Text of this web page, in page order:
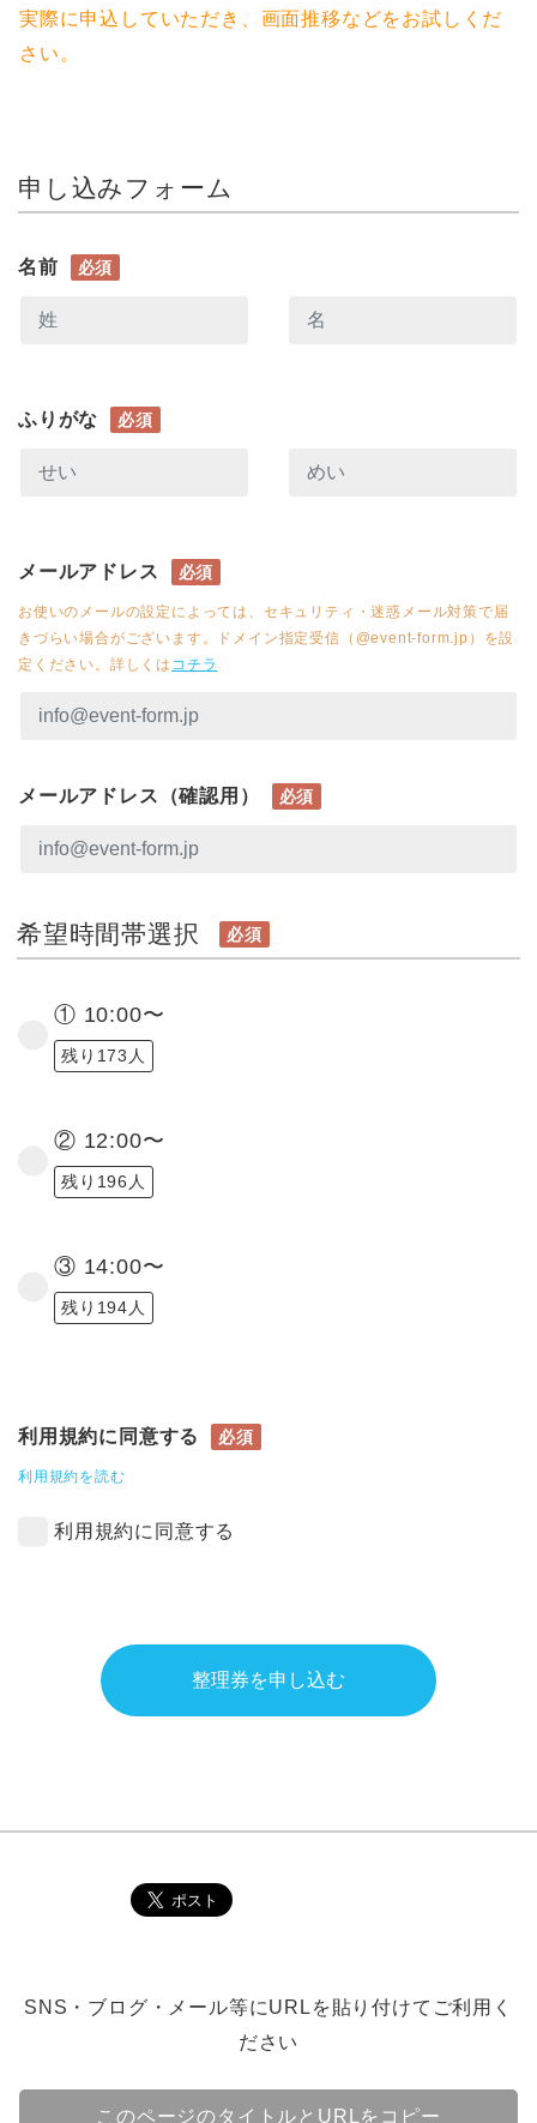
実際に申込していただき、画面推移などをお試しくだ
さい。
申し込みフォーム
名前 必須
ふりがな 必須
メールアドレス 必須
お使いのメールの設定によっては、セキュリティ・迷惑メール対策で届
きづらい場合がございます。ドメイン指定受信（@event-form.jp）を設
定ください。詳しくは コチラ
メールアドレス（確認用） 必須
希望時間帯選択 必須
① 10:00〜
残り173人
② 12:00〜
残り196人
③ 14:00〜
残り194人
利用規約に同意する 必須
利用規約を読む
利用規約に同意する
整理券を申し込む
SNS・ブログ・メール等にURLを貼り付けてご利用く
ださい
このページのタイトルとURLをコピー